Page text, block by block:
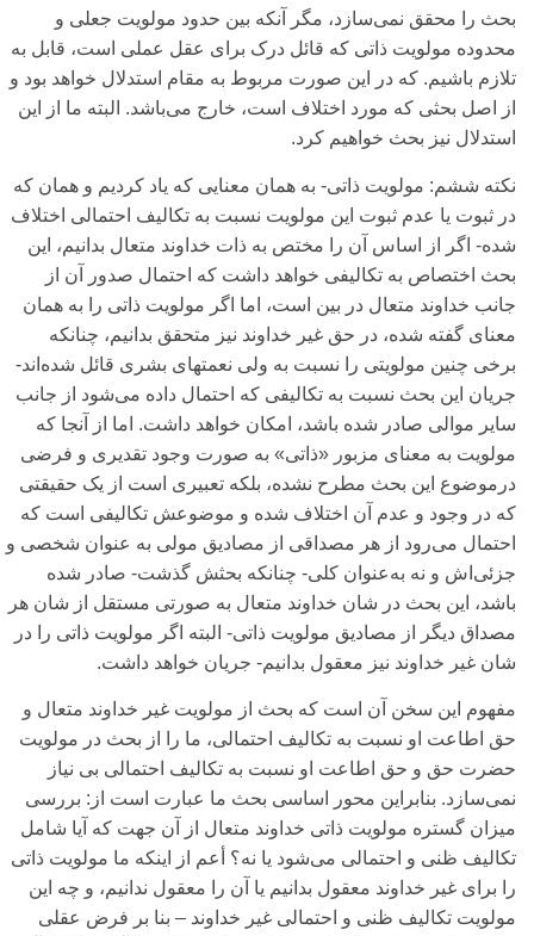
بحث را محقق نمی‌سازد، مگر آنکه بین حدود مولویت جعلی‌ و
محدوده مولویت ذاتی‌ که قائل درک برای‌ عقل عملی‌ است، قابل به
تلازم باشیم. که در این صورت مربوط به مقام استدلال خواهد بود و
از اصل بحثی‌ که مورد اختلاف است، خارج می‌باشد. البته ما از این
استدلال نیز بحث خواهیم کرد.
نکته ششم: مولویت ذاتی‌- به همان معنایی‌ که یاد کردیم و همان که
در ثبوت یا عدم ثبوت این مولویت نسبت به تکالیف احتمالی‌ اختلاف
شده- اگر از اساس آن را مختص به ذات خداوند متعال بدانیم، این
بحث اختصاص به تکالیفی‌ خواهد داشت که احتمال صدور آن از
جانب خداوند متعال در بین است، اما اگر مولویت ذاتی‌ را به همان
معنای‌ گفته شده، در حق غیر خداوند نیز متحقق بدانیم، چنانکه
برخی‌ چنین مولویتی‌ را نسبت به ولی‌ نعمتهای‌ بشری‌ قائل شده‌اند-
جریان این بحث نسبت به تکالیفی‌ که احتمال داده می‌‌شود از جانب
سایر موالی‌ صادر شده باشد، امکان خواهد داشت. اما از آنجا که
مولویت به معنای‌ مزبور «ذاتی‌‌» به صورت وجود تقدیری‌ و فرضی‌
درموضوع این بحث مطرح نشده، بلکه تعبیری‌ است از یک حقیقتی‌
که در وجود و عدم آن اختلاف شده و موضوعش تکالیفی‌ است که
احتمال می‌‌رود از هر مصداقی‌ از مصادیق مولی‌ به عنوان شخصی‌ و
جزئی‌‌اش و نه به‌عنوان کلی‌- چنانکه بحثش گذشت- صادر شده
باشد، این بحث در شان خداوند متعال به صورتی‌ مستقل از شان هر
مصداق دیگر از مصادیق مولویت ذاتی‌- البته اگر مولویت ذاتی‌ را در
شان غیر خداوند نیز معقول بدانیم- جریان خواهد داشت.
مفهوم این سخن آن است که بحث از مولویت غیر خداوند متعال و
حق اطاعت او نسبت به تکالیف احتمالی‌، ما را از بحث در مولویت
حضرت حق و حق اطاعت او نسبت به تکالیف احتمالی‌ بی‌ نیاز
نمی‌‌سازد. بنابراین محور اساسی‌ بحث ما عبارت است از: بررسی‌
میزان گستره مولویت ذاتی‌ خداوند متعال از آن جهت که آیا شامل
تکالیف ظنی‌ و احتمالی‌ می‌شود یا نه؟ أعم از اینکه ما مولویت ذاتی‌
را برای‌ غیر خداوند معقول بدانیم یا آن را معقول ندانیم، و چه این
مولویت تکالیف ظنی‌ و احتمالی‌ غیر خداوند – بنا بر فرض عقلی‌